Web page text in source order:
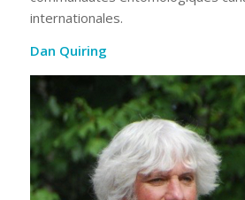
internationales.
Dan Quiring